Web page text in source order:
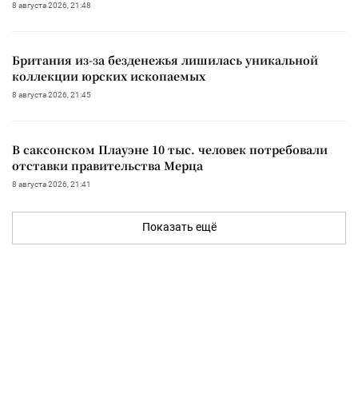
8 августа 2026, 21:48
Британия из-за безденежья лишилась уникальной
коллекции юрских ископаемых
8 августа 2026, 21:45
В саксонском Плауэне 10 тыс. человек потребовали
отставки правительства Мерца
8 августа 2026, 21:41
Показать ещё